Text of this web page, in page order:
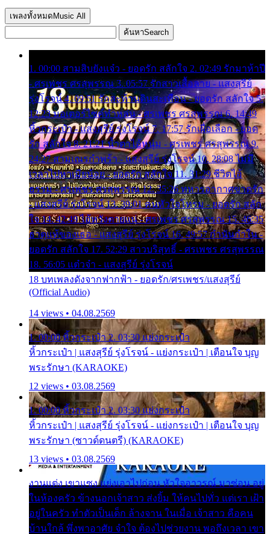
เพลงทั้งหมด Music All
ค้นหาSearch
1. 00:00 สามสิบยังแจ๋ว - ยอดรัก สลักใจ 2. 02:49 รักมาห้าปี
- ศรเพชร ศรสุพรรณ 3. 05:57 รักสาวเสื้อลาย - แสงสุรีย์
รุ่งโรจน์ 4. 09:51 รักสะท้านดินสะเทือน - ยอดรัก สลักใจ 5.
12:23 มอเตอร์ไซค์ทำหล่น - ศรเพชร ศรสุพรรณ 6. 14:49
หิ้วกระเป๋า - แสงสุรีย์ รุ่งโรจน์ 7. 17:57 รักเผื่อเลือก - ยอด
รัก สลักใจ 8. 21:21 น้ำตาไอ้หนุ่ม - ศรเพชร ศรสุพรรณ 9.
24:27 สามเณรกำพร้า - แสงสุรีย์ รุ่งโรจน์ 10. 28:08 ไม่มี
เวลาไปหาเมียน้อย - ยอดรัก สลักใจ 11. 31:29 ชีวิตไอ้
ธรรม - ศรเพชร ศรสุพรรณ 12. 35:26 ทหารอากาศขาดรัก
- แสงสุรีย์ รุ่งโรจน์ 13. 39:01 คนหัวใจโทรม - ยอดรัก สลัก
ใจ 14. 42:49 ไอ้หวังตายแน่ - ศรเพชร ศรสุพรรณ 15. 46:35
ธาตุแท้ของเธอ - แสงสุรีย์ รุ่งโรจน์ 16. 49:57 กำนันกำใน -
ยอดรัก สลักใจ 17. 52:29 สาวบริสุทธิ์ - ศรเพชร ศรสุพรรณ
18. 56:05 แต๋วจ๋า - แสงสุรีย์ รุ่งโรจน์
18 บทเพลงดังจากฟากฟ้า - ยอดรัก/ศรเพชร/แสงสุรีย์
(Official Audio)
14 views • 04.08.2569
1. 00:00 หิ้วกระเป๋า 2. 03:30 แย่งกระเป๋า
หิ้วกระเป๋า | แสงสุรีย์ รุ่งโรจน์ - แย่งกระเป๋า | เตือนใจ บุญ
พระรักษา (KARAOKE)
12 views • 03.08.2569
1. 00:00 หิ้วกระเป๋า 2. 03:30 แย่งกระเป๋า
หิ้วกระเป๋า | แสงสุรีย์ รุ่งโรจน์ - แย่งกระเป๋า | เตือนใจ บุญ
พระรักษา (ซาวด์ดนตรี) (KARAOKE)
13 views • 03.08.2569
งานแต่ง เขาแซง แย่งเอาไปก่อน หัวใจอาวรณ์ มาซ่อน อยู่
ในห้องครัว ข้างนอกเจ้าสาว ส่งยิ้ม ให้คนไปทั่ว แต่เรา เฝ้า
อยู่ในครัว ทำตัวเป็นเด็ก ล้างจาน ในเมื่อ เจ้าสาว คือคน
บ้านใกล้ พึ่งพาอาศัย จำใจ ต้องไปช่วยงาน พอถึงเวลา เขา